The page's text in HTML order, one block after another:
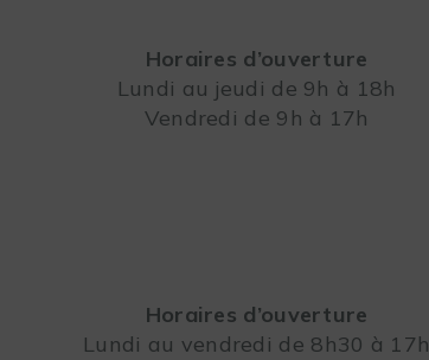
Horaires d’ouverture
Lundi au jeudi de 9h à 18h
Vendredi de 9h à 17h
Horaires d’ouverture
Lundi au vendredi de 8h30 à 17h